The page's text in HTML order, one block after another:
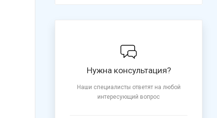
Нужна консультация?
Наши специалисты ответят на любой
интересующий вопрос